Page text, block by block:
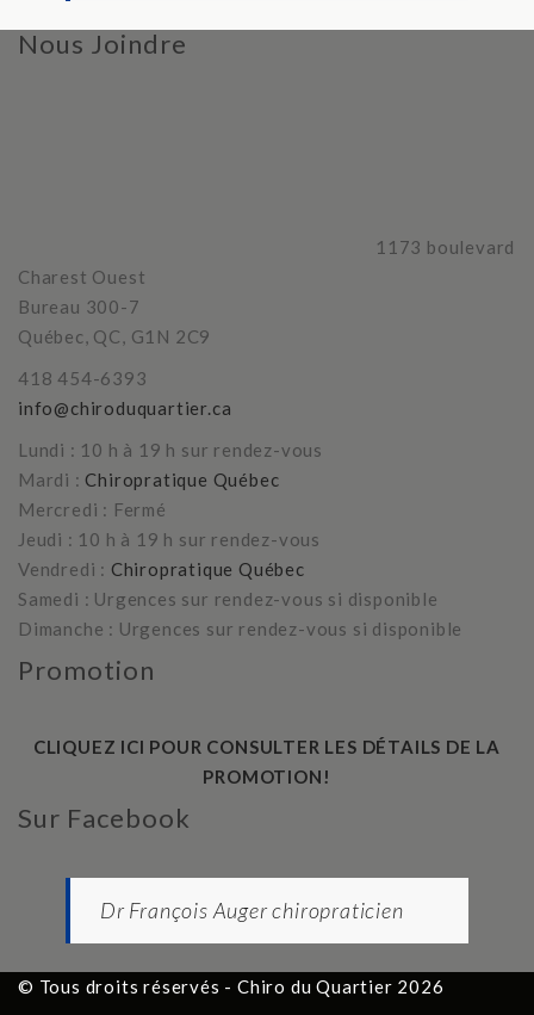
Nous Joindre
1173 boulevard
Charest Ouest
Bureau 300-7
Québec, QC, G1N 2C9
418 454-6393
info@chiroduquartier.ca
Lundi : 10 h à 19 h sur rendez-vous
Mardi :Chiropratique Québec
Mercredi : Fermé
Jeudi : 10 h à 19 h sur rendez-vous
Vendredi : Chiropratique Québec
Samedi : Urgences sur rendez-vous si disponible
Dimanche : Urgences sur rendez-vous si disponible
Promotion
CLIQUEZ ICI POUR CONSULTER LES DÉTAILS DE LA
PROMOTION!
Sur Facebook
Dr François Auger chiropraticien
© Tous droits réservés - Chiro du Quartier 2026